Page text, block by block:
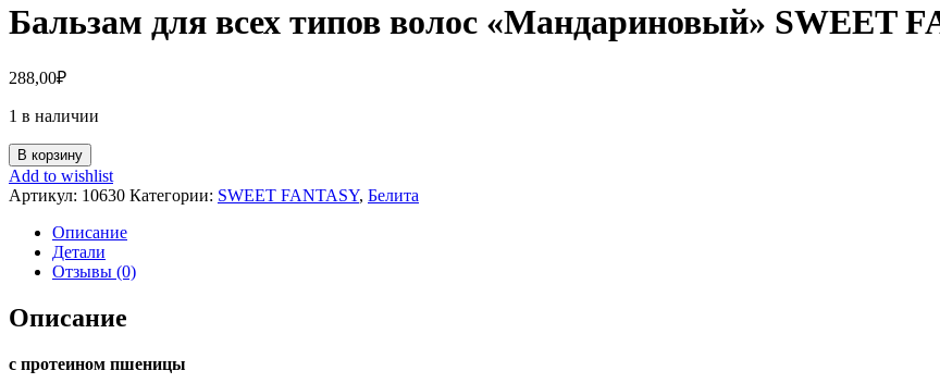
Бальзам для всех типов волос «Мандариновый» SWEET
288,00₽
1 в наличии
В корзину
Add to wishlist
Артикул: 10630 Категории: SWEET FANTASY, Белита
Описание
Детали
Отзывы (0)
Описание
с протеином пшеницы